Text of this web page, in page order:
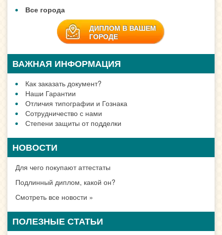
Все города
ДИПЛОМ В ВАШЕМ
ГОРОДЕ
ВАЖНАЯ ИНФОРМАЦИЯ
Как заказать документ?
Наши Гарантии
Отличия типографии и Гознака
Сотрудничество с нами
Степени защиты от подделки
НОВОСТИ
Для чего покупают аттестаты
Подлинный диплом, какой он?
Смотреть все новости »
ПОЛЕЗНЫЕ СТАТЬИ